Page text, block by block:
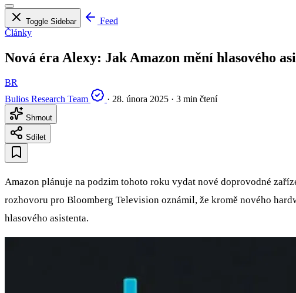
Toggle Sidebar
Feed
Články
Nová éra Alexy: Jak Amazon mění hlasového
BR
Bulios Research Team
· 28. února 2025 · 3 min čtení
Shrnout
Sdílet
Amazon plánuje na podzim tohoto roku vydat nové doprovodné
rozhovoru pro Bloomberg Television oznámil, že kromě nového
hlasového asistenta.